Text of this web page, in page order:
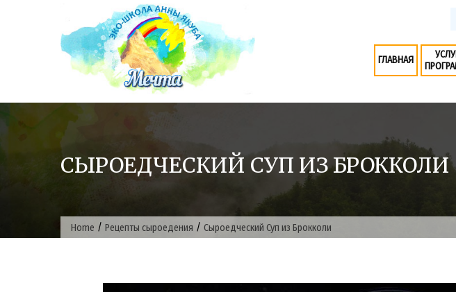
ГЛАВНАЯ
СЫРОЕДЧЕСКИЙ СУП ИЗ БРОККОЛИ
Home / Рецепты сыроедения / Сыроедческий Суп из Брокколи